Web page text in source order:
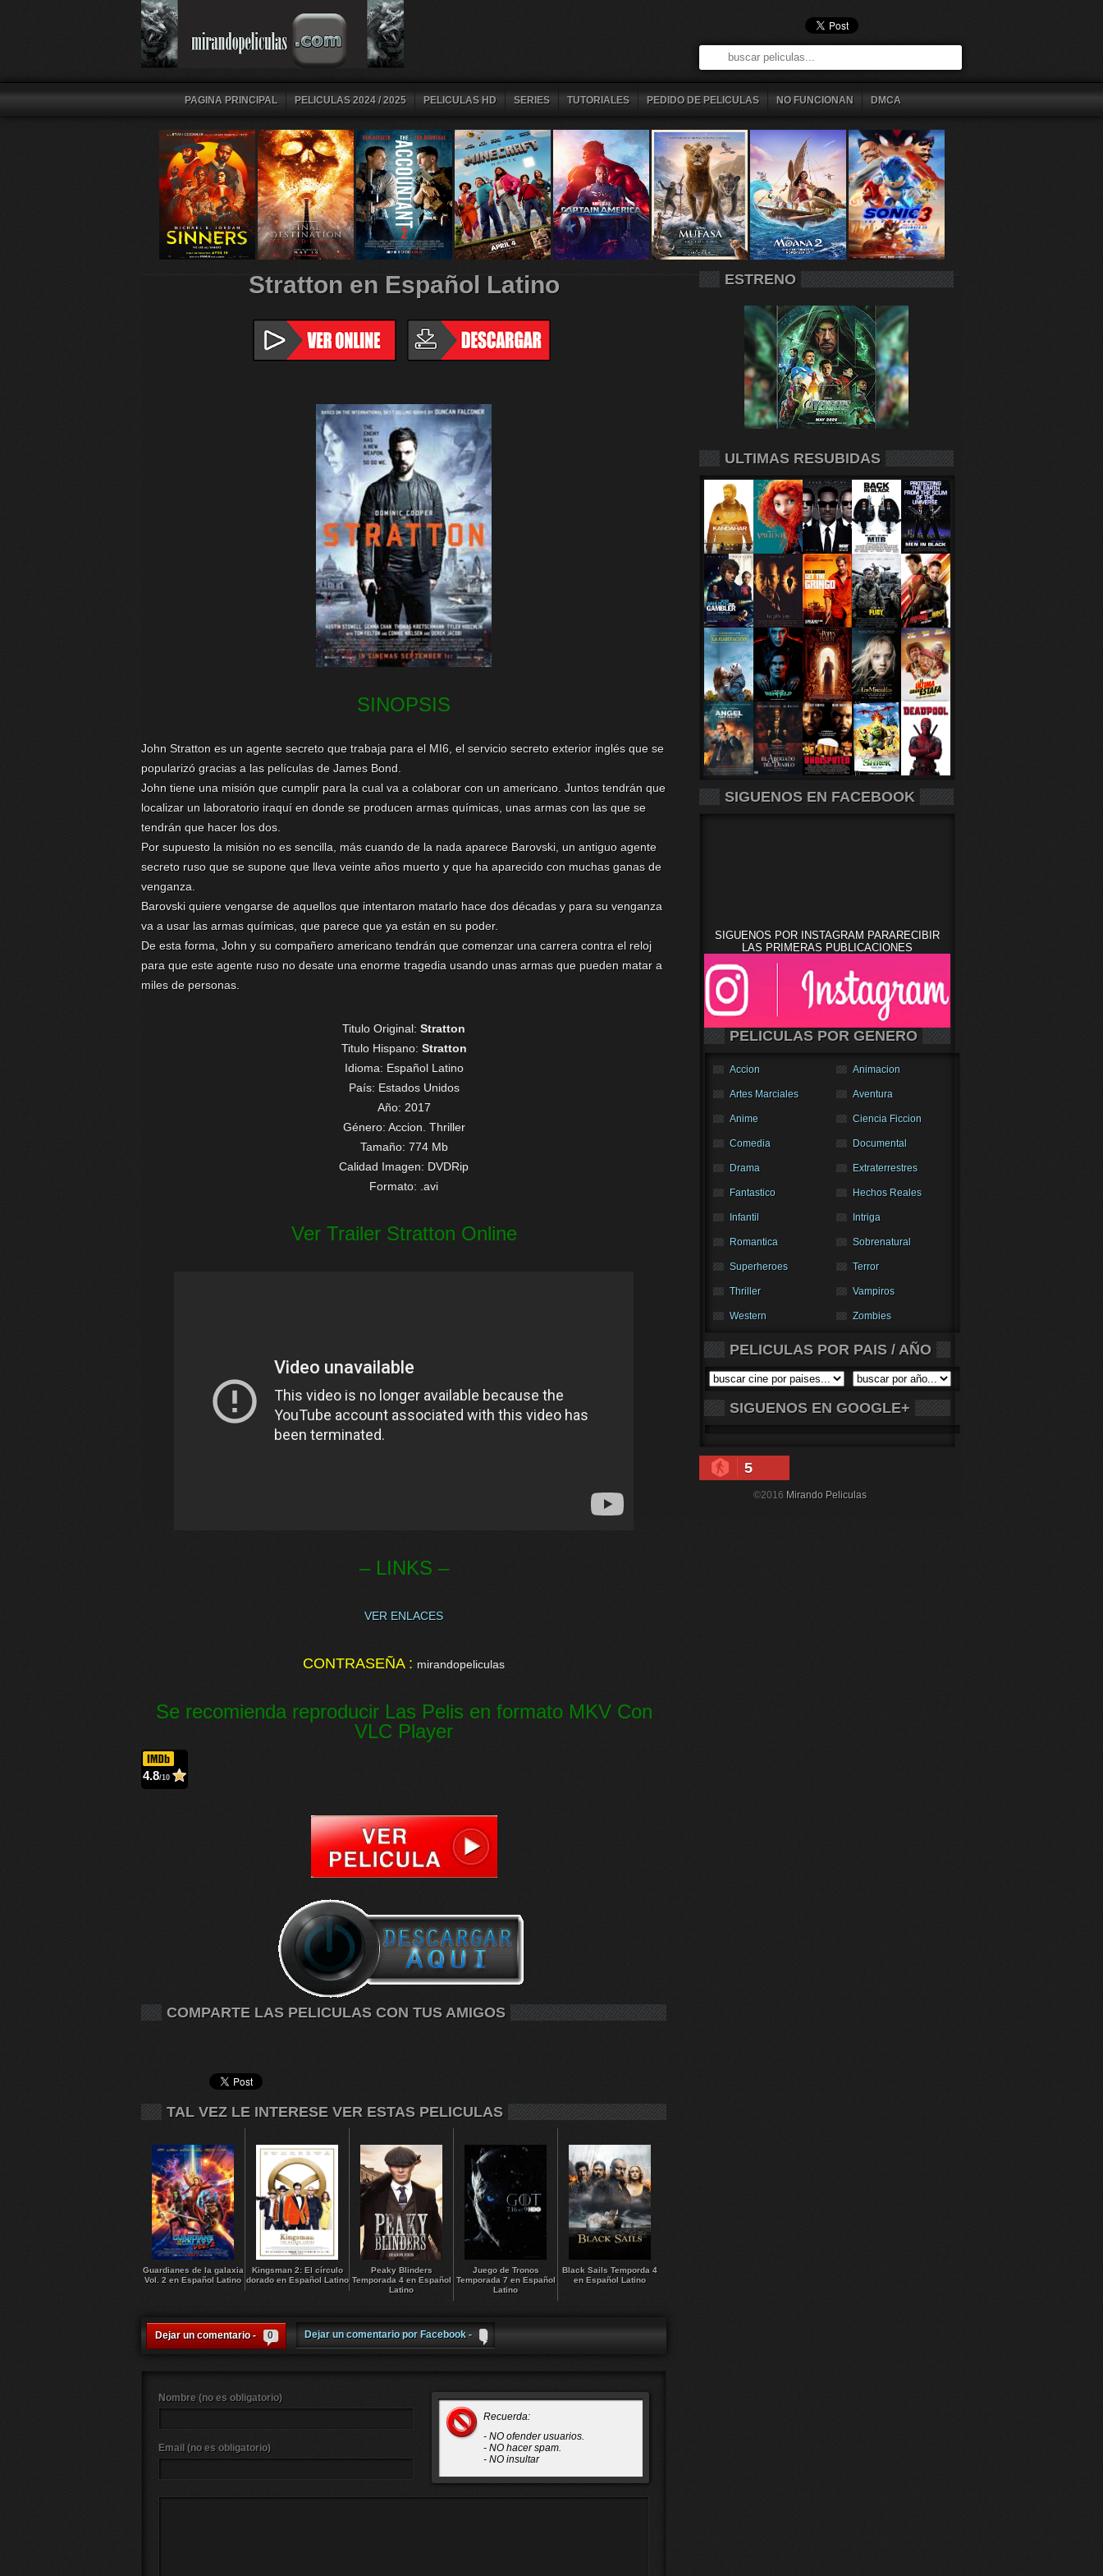
PAGINA PRINCIPAL PELICULAS 2024 / 2025 PELICULAS HD SERIES TUTORIALES PEDIDO DE PELICULAS NO FUNCIONAN DMCA
Stratton en Español Latino
SINOPSIS
John Stratton es un agente secreto que trabaja para el MI6, el servicio secreto exterior inglés que se
popularizó gracias a las películas de James Bond.
John tiene una misión que cumplir para la cual va a colaborar con un americano. Juntos tendrán que
localizar un laboratorio iraquí en donde se producen armas químicas, unas armas con las que se
tendrán que hacer los dos.
Por supuesto la misión no es sencilla, más cuando de la nada aparece Barovski, un antiguo agente
secreto ruso que se supone que lleva veinte años muerto y que ha aparecido con muchas ganas de
venganza.
Barovski quiere vengarse de aquellos que intentaron matarlo hace dos décadas y para su venganza
va a usar las armas químicas, que parece que ya están en su poder.
De esta forma, John y su compañero americano tendrán que comenzar una carrera contra el reloj
para que este agente ruso no desate una enorme tragedia usando unas armas que pueden matar a
miles de personas.
Titulo Original: Stratton
Titulo Hispano: Stratton
Idioma: Español Latino
País: Estados Unidos
Año: 2017
Género: Accion. Thriller
Tamaño: 774 Mb
Calidad Imagen: DVDRip
Formato: .avi
Ver Trailer Stratton Online
– LINKS –
VER ENLACES
CONTRASEÑA : mirandopeliculas
Se recomienda reproducir Las Pelis en formato MKV Con
VLC Player
4.8/10
COMPARTE LAS PELICULAS CON TUS AMIGOS
TAL VEZ LE INTERESE VER ESTAS PELICULAS
Guardianes de la galaxia
Vol. 2 en Español Latino
Kingsman 2: El círculo
dorado en Español Latino
Peaky Blinders
Temporada 4 en Español
Latino
Juego de Tronos
Temporada 7 en Español
Latino
Black Sails Temporda 4
en Español Latino
Dejar un comentario - 0 Dejar un comentario por Facebook -
Recuerda:
- NO ofender usuarios.
- NO hacer spam.
- NO insultar
Nombre (no es obligatorio)
Email (no es obligatorio)
ESTRENO
ULTIMAS RESUBIDAS
SIGUENOS EN FACEBOOK
SIGUENOS POR INSTAGRAM PARARECIBIR
LAS PRIMERAS PUBLICACIONES
PELICULAS POR GENERO
Accion Animacion
Artes Marciales Aventura
Anime Ciencia Ficcion
Comedia Documental
Drama Extraterrestres
Fantastico Hechos Reales
Infantil Intriga
Romantica Sobrenatural
Superheroes Terror
Thriller Vampiros
Western Zombies
PELICULAS POR PAIS / AÑO
SIGUENOS EN GOOGLE+
5
©2016 Mirando Peliculas